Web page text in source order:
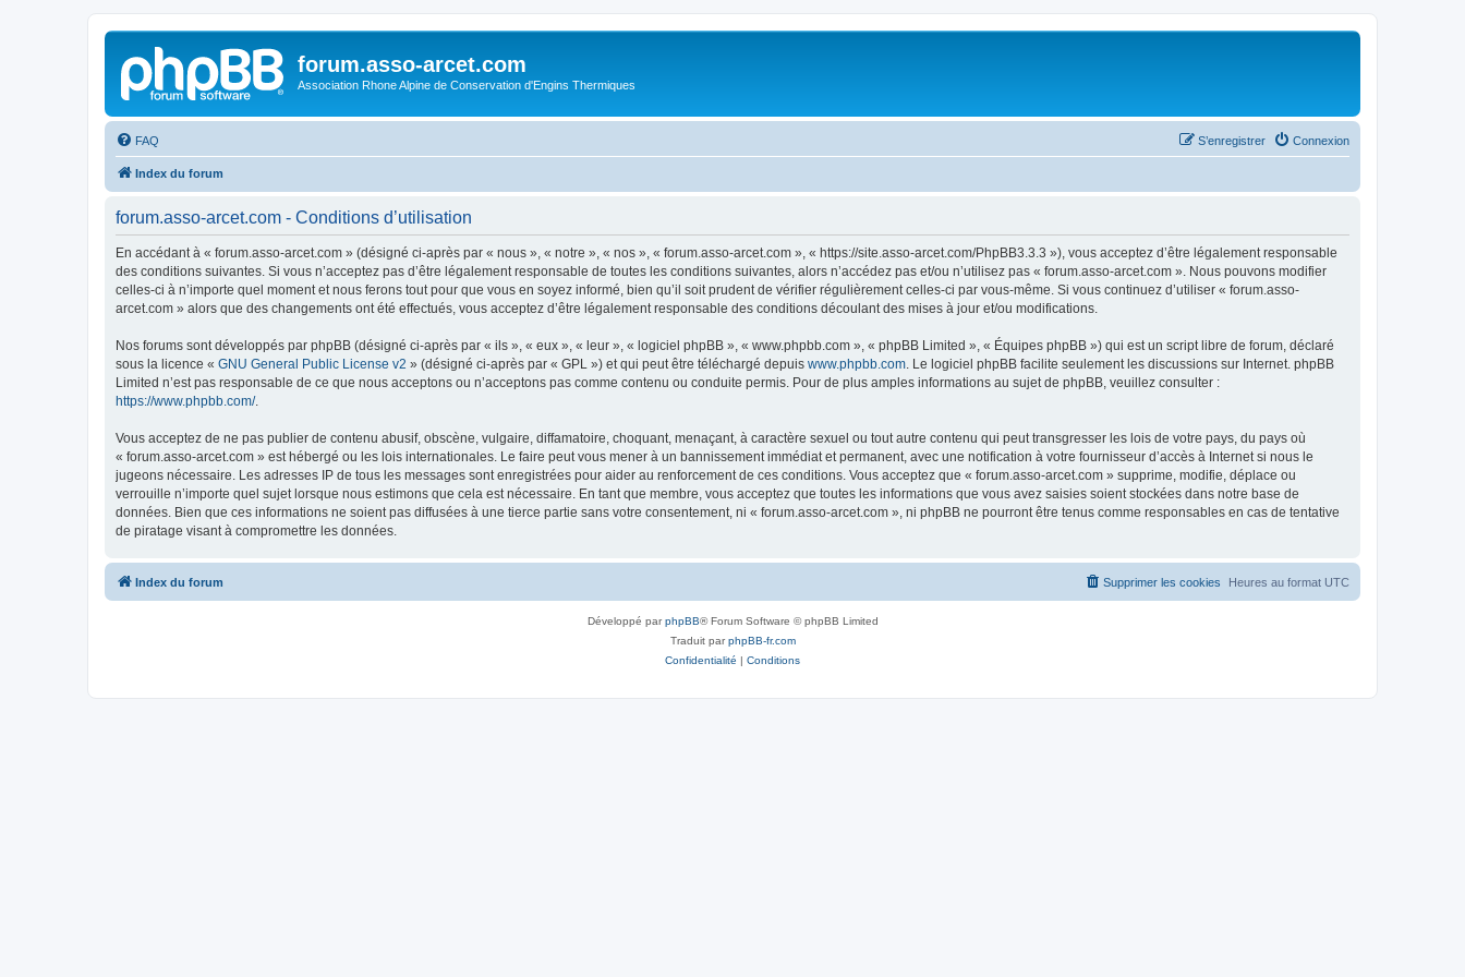
forum.asso-arcet.com
Association Rhone Alpine de Conservation d'Engins Thermiques
FAQ Connexion
S’enregistrer
Index du forum
forum.asso-arcet.com - Conditions d’utilisation
En accédant à « forum.asso-arcet.com » (désigné ci-après par « nous », « notre », « nos », « forum.asso-arcet.com », « https://site.asso-arcet.com/PhpBB3.3.3 »), vous acceptez d’être légalement responsable
des conditions suivantes. Si vous n’acceptez pas d’être légalement responsable de toutes les conditions suivantes, alors n’accédez pas et/ou n’utilisez pas « forum.asso-arcet.com ». Nous pouvons modifier
celles-ci à n’importe quel moment et nous ferons tout pour que vous en soyez informé, bien qu’il soit prudent de vérifier régulièrement celles-ci par vous-même. Si vous continuez d’utiliser « forum.asso-
arcet.com » alors que des changements ont été effectués, vous acceptez d’être légalement responsable des conditions découlant des mises à jour et/ou modifications.
Nos forums sont développés par phpBB (désigné ci-après par « ils », « eux », « leur », « logiciel phpBB », « www.phpbb.com », « phpBB Limited », « Équipes phpBB ») qui est un script libre de forum, déclaré
sous la licence « GNU General Public License v2 » (désigné ci-après par « GPL ») et qui peut être téléchargé depuis www.phpbb.com . Le logiciel phpBB facilite seulement les discussions sur Internet. phpBB
Limited n’est pas responsable de ce que nous acceptons ou n’acceptons pas comme contenu ou conduite permis. Pour de plus amples informations au sujet de phpBB, veuillez consulter :
https://www.phpbb.com/.
Vous acceptez de ne pas publier de contenu abusif, obscène, vulgaire, diffamatoire, choquant, menaçant, à caractère sexuel ou tout autre contenu qui peut transgresser les lois de votre pays, du pays où
« forum.asso-arcet.com » est hébergé ou les lois internationales. Le faire peut vous mener à un bannissement immédiat et permanent, avec une notification à votre fournisseur d’accès à Internet si nous le
jugeons nécessaire. Les adresses IP de tous les messages sont enregistrées pour aider au renforcement de ces conditions. Vous acceptez que « forum.asso-arcet.com » supprime, modifie, déplace ou
verrouille n’importe quel sujet lorsque nous estimons que cela est nécessaire. En tant que membre, vous acceptez que toutes les informations que vous avez saisies soient stockées dans notre base de
données. Bien que ces informations ne soient pas diffusées à une tierce partie sans votre consentement, ni « forum.asso-arcet.com », ni phpBB ne pourront être tenus comme responsables en cas de tentative
de piratage visant à compromettre les données.
Index du forum Heures au format UTC
Supprimer les cookies
Développé parphpBB® Forum Software © phpBB Limited
Traduit parphpBB-fr.com
Confidentialité | Conditions